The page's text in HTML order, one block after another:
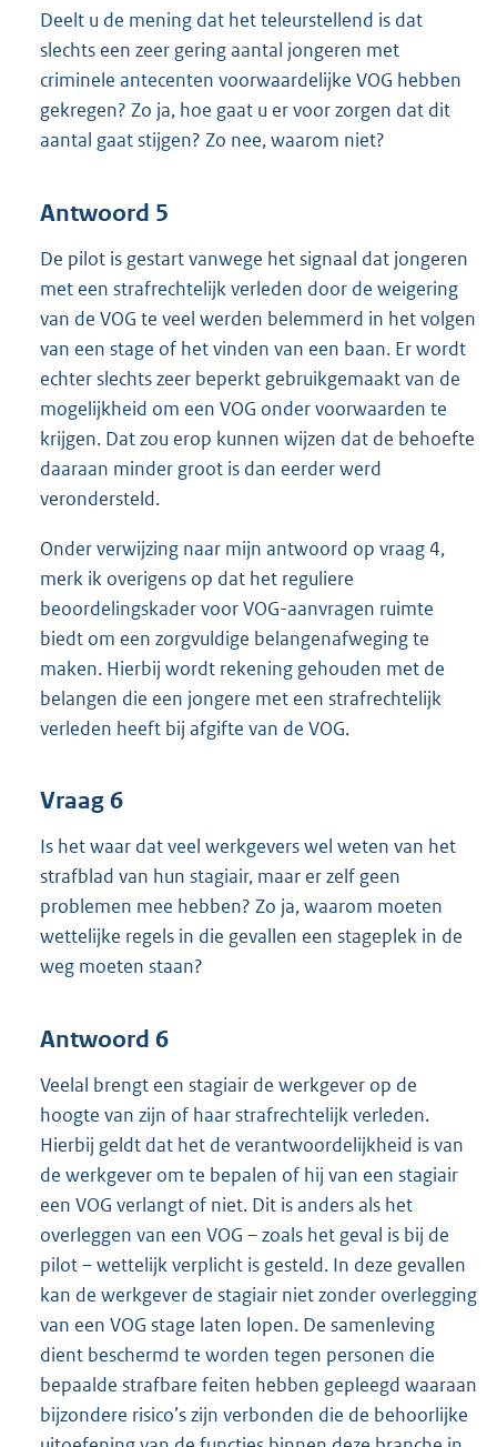
Deelt u de mening dat het teleurstellend is dat
slechts een zeer gering aantal jongeren met
criminele antecenten voorwaardelijke VOG hebben
gekregen? Zo ja, hoe gaat u er voor zorgen dat dit
aantal gaat stijgen? Zo nee, waarom niet?
Antwoord 5
De pilot is gestart vanwege het signaal dat jongeren
met een strafrechtelijk verleden door de weigering
van de VOG te veel werden belemmerd in het volgen
van een stage of het vinden van een baan. Er wordt
echter slechts zeer beperkt gebruikgemaakt van de
mogelijkheid om een VOG onder voorwaarden te
krijgen. Dat zou erop kunnen wijzen dat de behoefte
daaraan minder groot is dan eerder werd
verondersteld.
Onder verwijzing naar mijn antwoord op vraag 4,
merk ik overigens op dat het reguliere
beoordelingskader voor VOG-aanvragen ruimte
biedt om een zorgvuldige belangenafweging te
maken. Hierbij wordt rekening gehouden met de
belangen die een jongere met een strafrechtelijk
verleden heeft bij afgifte van de VOG.
Vraag 6
Is het waar dat veel werkgevers wel weten van het
strafblad van hun stagiair, maar er zelf geen
problemen mee hebben? Zo ja, waarom moeten
wettelijke regels in die gevallen een stageplek in de
weg moeten staan?
Antwoord 6
Veelal brengt een stagiair de werkgever op de
hoogte van zijn of haar strafrechtelijk verleden.
Hierbij geldt dat het de verantwoordelijkheid is van
de werkgever om te bepalen of hij van een stagiair
een VOG verlangt of niet. Dit is anders als het
overleggen van een VOG – zoals het geval is bij de
pilot – wettelijk verplicht is gesteld. In deze gevallen
kan de werkgever de stagiair niet zonder overlegging
van een VOG stage laten lopen. De samenleving
dient beschermd te worden tegen personen die
bepaalde strafbare feiten hebben gepleegd waaraan
bijzondere risico’s zijn verbonden die de behoorlijke